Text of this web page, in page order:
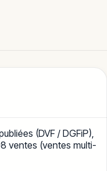
(DVF / DGFiP),
ventes (ventes multi-